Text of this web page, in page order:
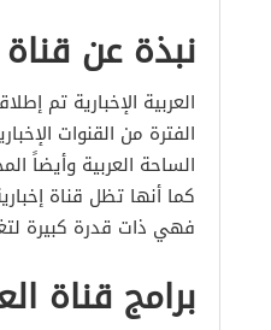
نبذة عن قناة
الفترة من القنوات
الساحة العربية وأيضاً
كما أنها تظل قناة
فهي ذات قدرة كبيرة
برامج قناة